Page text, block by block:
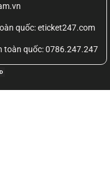
quốc: eticket247.com
toàn quốc: 0786.247.247